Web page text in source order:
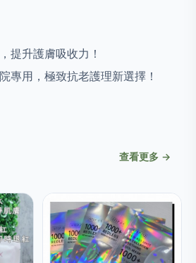
提升護膚吸收力！
專用，極致抗老護理新選擇！
查看更多 →